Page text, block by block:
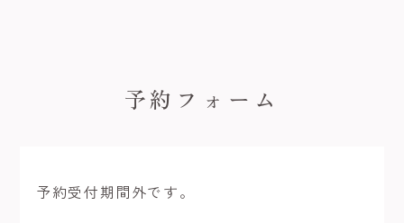
予約フォーム
予約受付期間外です。